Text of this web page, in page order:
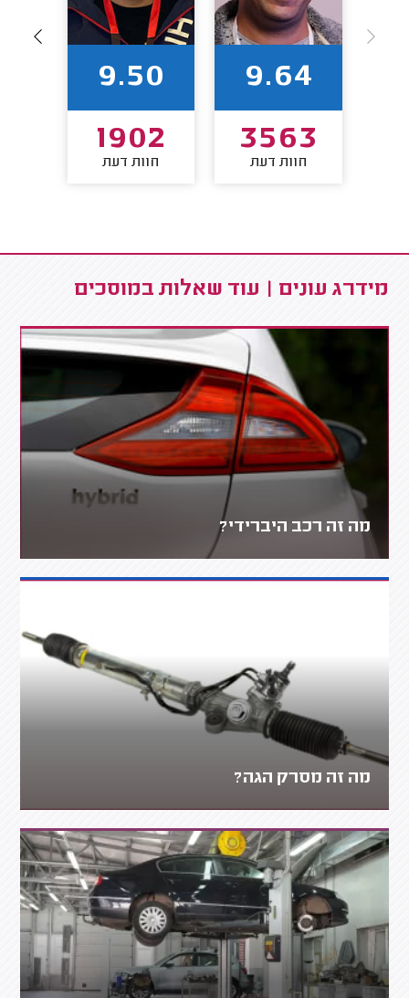
9.64
3563
חוות דעת
9.50
1902
חוות דעת
מידרג עונים | עוד שאלות במוסכים
מה זה רכב היברידי?
מה זה מסרק הגה?